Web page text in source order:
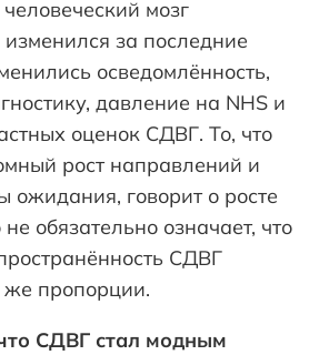
мозг
за последние
осведомлённость,
давление на NHS и
оценок СДВГ. То, что
рост направлений и
ожидания, говорит о росте
обязательно означает, что
СДВГ
же пропорции.
СДВГ стал модным